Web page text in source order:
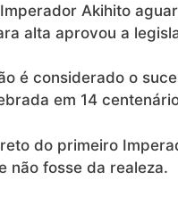
Akihito
alta aprovou a
é considerado o
em 14
do primeiro
não fosse da realeza.